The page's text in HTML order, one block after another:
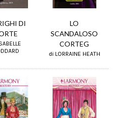
DI
LO
SCANDALOSO
CORTEG
di LORRAINE HEATH